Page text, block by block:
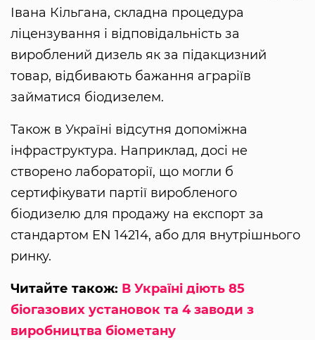
Івана Кільгана, складна процедура
ліцензування і відповідальність за
вироблений дизель як за підакцизний
товар, відбивають бажання аграріїв
займатися біодизелем.
Також в Україні відсутня допоміжна
інфраструктура. Наприклад, досі не
створено лабораторії, що могли б
сертифікувати партії виробленого
біодизелю для продажу на експорт за
стандартом EN 14214, або для внутрішнього
ринку.
Читайте також: В Україні діють 85
біогазових установок та 4 заводи з
виробництва біометану